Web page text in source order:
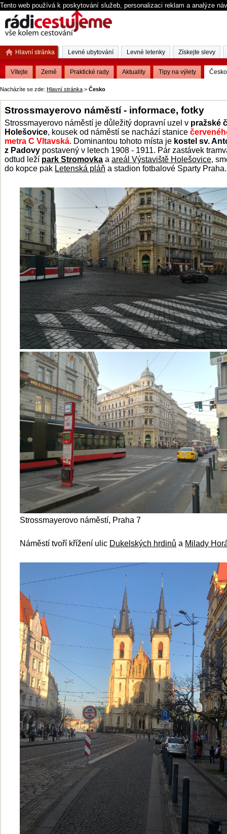
Tento web používá k poskytování služeb, personalizaci reklam a analýze
Nacházíte se zde: Hlavní stránka > Česko
Strossmayerovo náměstí - informace, fotky
Strossmayerovo náměstí je důležitý dopravní uzel v pražské
Holešovice, kousek od náměstí se nachází stanice
metra C Vltavská. Dominantou tohoto místa je kostel sv.
z Padovy postavený v letech 1908 - 1911. Pár zastávek
odtud leží park Stromovka a areál Výstaviště Holešovice,
do kopce pak Letenská pláň a stadion fotbalové Sparty Praha.
Strossmayerovo náměstí, Praha 7
Náměstí tvoří křížení ulic Dukelských hrdinů a Milady
Hlavní stránka
Vítejte Země Praktické rady Aktuality Tipy na výlety Česko
Levné ubytování Levné letenky Získejte slevy